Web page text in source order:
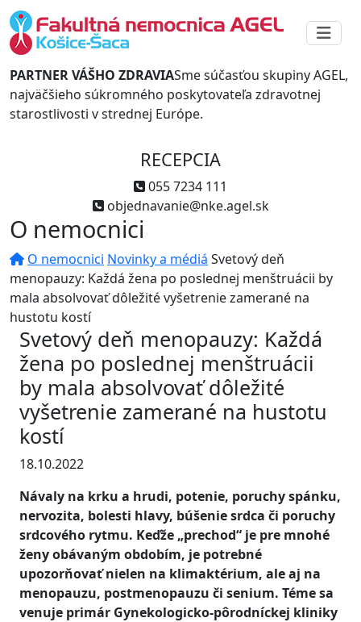
PARTNER VÁŠHO ZDRAVIASme súčasťou skupiny AGEL,
najväčšieho súkromného poskytovateľa zdravotnej
starostlivosti v strednej Európe.
RECEPCIA
055 7234 111
objednavanie@nke.agel.sk
O nemocnici
O nemocnici Novinky a médiá Svetový deň
menopauzy: Každá žena po poslednej menštruácii by
mala absolvovať dôležité vyšetrenie zamerané na
hustotu kostí
Svetový deň menopauzy: Každá
žena po poslednej menštruácii
by mala absolvovať dôležité
vyšetrenie zamerané na hustotu
kostí
18.10.2022
Návaly na krku a hrudi, potenie, poruchy spánku,
nervozita, bolesti hlavy, búšenie srdca či poruchy
srdcového rytmu. Keďže „prechod“ je pre mnohé
ženy obávaným obdobím, je potrebné
upozorňovať nielen na klimaktérium, ale aj na
menopauzu, postmenopauzu či senium. Téme sa
venuje primár Gynekologicko-pôrodníckej kliniky